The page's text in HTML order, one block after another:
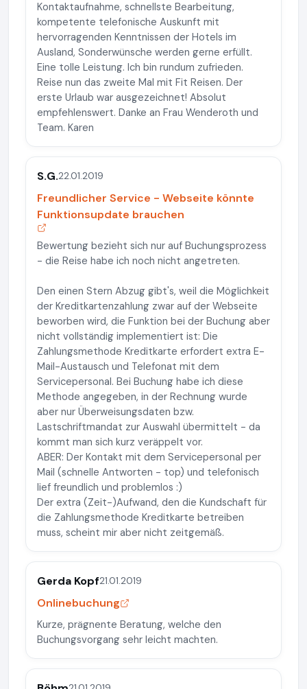
Kontaktaufnahme, schnellste Bearbeitung,
kompetente telefonische Auskunft mit
hervorragenden Kenntnissen der Hotels im
Ausland, Sonderwünsche werden gerne erfüllt.
Eine tolle Leistung. Ich bin rundum zufrieden.
Reise nun das zweite Mal mit Fit Reisen. Der
erste Urlaub war ausgezeichnet! Absolut
empfehlenswert. Danke an Frau Wenderoth und
Team. Karen
S.G.22.01.2019
Freundlicher Service - Webseite könnte
Funktionsupdate brauchen
Bewertung bezieht sich nur auf Buchungsprozess
- die Reise habe ich noch nicht angetreten.
Den einen Stern Abzug gibt's, weil die Möglichkeit
der Kreditkartenzahlung zwar auf der Webseite
beworben wird, die Funktion bei der Buchung aber
nicht vollständig implementiert ist: Die
Zahlungsmethode Kreditkarte erfordert extra E-
Mail-Austausch und Telefonat mit dem
Servicepersonal. Bei Buchung habe ich diese
Methode angegeben, in der Rechnung wurde
aber nur Überweisungsdaten bzw.
Lastschriftmandat zur Auswahl übermittelt - da
kommt man sich kurz veräppelt vor.
ABER: Der Kontakt mit dem Servicepersonal per
Mail (schnelle Antworten - top) und telefonisch
lief freundlich und problemlos :)
Der extra (Zeit-)Aufwand, den die Kundschaft für
die Zahlungsmethode Kreditkarte betreiben
muss, scheint mir aber nicht zeitgemäß.
Gerda Kopf21.01.2019
Onlinebuchung
Kurze, prägnente Beratung, welche den
Buchungsvorgang sehr leicht machten.